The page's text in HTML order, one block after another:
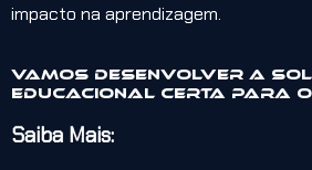
impacto na aprendizagem.
Vamos desenvolver a
educacional certa para
Saiba Mais: